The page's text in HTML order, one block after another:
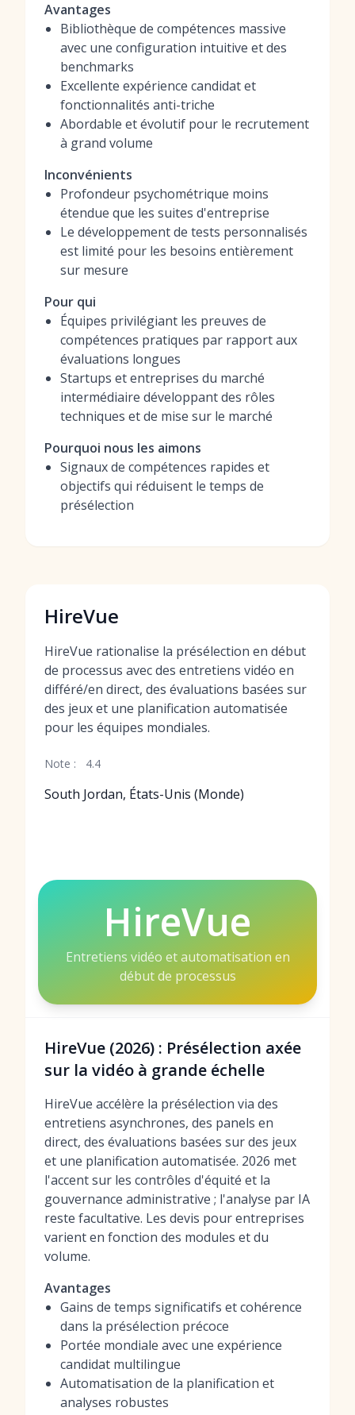
Avantages
Bibliothèque de compétences massive
avec une configuration intuitive et des
benchmarks
Excellente expérience candidat et
fonctionnalités anti-triche
Abordable et évolutif pour le recrutement
à grand volume
Inconvénients
Profondeur psychométrique moins
étendue que les suites d'entreprise
Le développement de tests personnalisés
est limité pour les besoins entièrement
sur mesure
Pour qui
Équipes privilégiant les preuves de
compétences pratiques par rapport aux
évaluations longues
Startups et entreprises du marché
intermédiaire développant des rôles
techniques et de mise sur le marché
Pourquoi nous les aimons
Signaux de compétences rapides et
objectifs qui réduisent le temps de
présélection
HireVue
HireVue rationalise la présélection en début
de processus avec des entretiens vidéo en
différé/en direct, des évaluations basées sur
des jeux et une planification automatisée
pour les équipes mondiales.
Note : 4.4
South Jordan, États-Unis (Monde)
HireVue
Entretiens vidéo et automatisation en
début de processus
HireVue (2026) : Présélection axée
sur la vidéo à grande échelle
HireVue accélère la présélection via des
entretiens asynchrones, des panels en
direct, des évaluations basées sur des jeux
et une planification automatisée. 2026 met
l'accent sur les contrôles d'équité et la
gouvernance administrative ; l'analyse par IA
reste facultative. Les devis pour entreprises
varient en fonction des modules et du
volume.
Avantages
Gains de temps significatifs et cohérence
dans la présélection précoce
Portée mondiale avec une expérience
candidat multilingue
Automatisation de la planification et
analyses robustes